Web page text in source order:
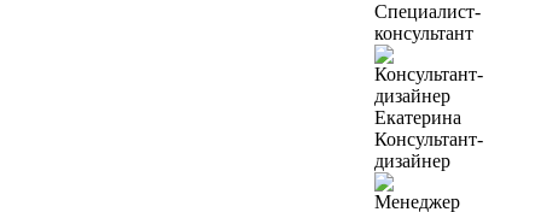
Специалист-
консультант
Екатерина
Консультант-
дизайнер